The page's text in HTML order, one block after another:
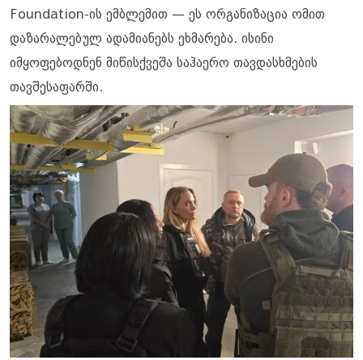
Foundation-ის ემბლემით — ეს ორგანიზაცია ომით
დაზარალებულ ადამიანებს ეხმარება. ისინი
იმყოფებოდნენ მიწისქვეშა საჰაერო თავდასხმების
თავშესაფარში.